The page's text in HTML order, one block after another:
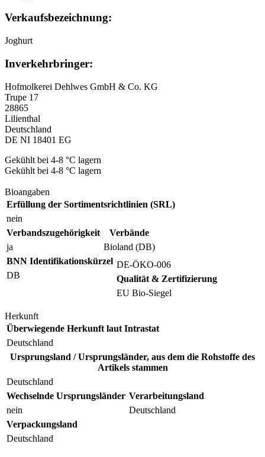
Verkaufsbezeichnung:
Joghurt
Inverkehrbringer:
Hofmolkerei Dehlwes GmbH & Co. KG
Trupe 17
28865
Lilienthal
Deutschland
DE NI 18401 EG
Gekühlt bei 4-8 °C lagern
Gekühlt bei 4-8 °C lagern
Bioangaben
Erfüllung der Sortimentsrichtlinien (SRL)
nein
Verbandszugehörigkeit
ja
Verbände
Bioland (DB)
BNN Identifikationskürzel
DB
DE-ÖKO-006
Qualität & Zertifizierung
EU Bio-Siegel
Herkunft
Überwiegende Herkunft laut Intrastat
Deutschland
Ursprungsland / Ursprungsländer, aus dem die Rohstoffe des
Artikels stammen
Deutschland
Wechselnde Ursprungsländer
nein
Verarbeitungsland
Deutschland
Verpackungsland
Deutschland